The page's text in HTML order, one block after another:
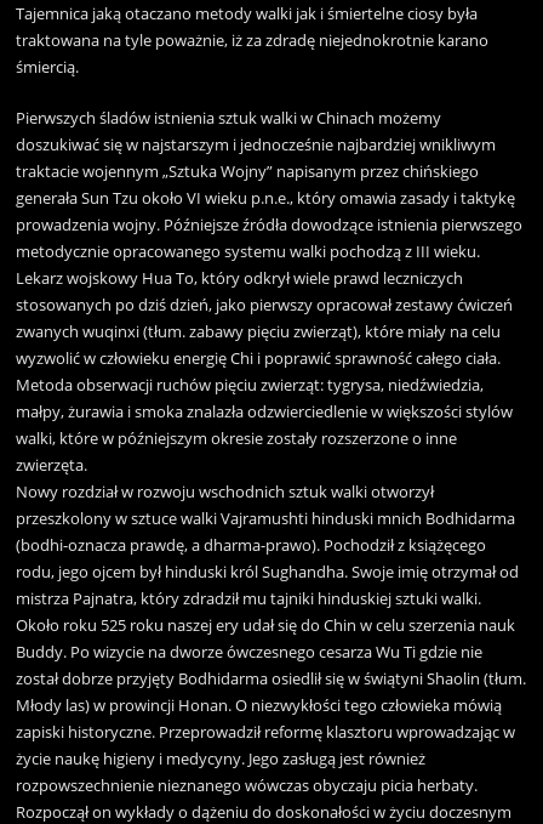
Tajemnica jaką otaczano metody walki jak i śmiertelne ciosy była
traktowana na tyle poważnie, iż za zdradę niejednokrotnie karano
śmiercią.
Pierwszych śladów istnienia sztuk walki w Chinach możemy
doszukiwać się w najstarszym i jednocześnie najbardziej wnikliwym
traktacie wojennym „Sztuka Wojny” napisanym przez chińskiego
generała Sun Tzu około VI wieku p.n.e., który omawia zasady i taktykę
prowadzenia wojny. Późniejsze źródła dowodzące istnienia pierwszego
metodycznie opracowanego systemu walki pochodzą z III wieku.
Lekarz wojskowy Hua To, który odkrył wiele prawd leczniczych
stosowanych po dziś dzień, jako pierwszy opracował zestawy ćwiczeń
zwanych wuqinxi (tłum. zabawy pięciu zwierząt), które miały na celu
wyzwolić w człowieku energię Chi i poprawić sprawność całego ciała.
Metoda obserwacji ruchów pięciu zwierząt: tygrysa, niedźwiedzia,
małpy, żurawia i smoka znalazła odzwierciedlenie w większości stylów
walki, które w późniejszym okresie zostały rozszerzone o inne
zwierzęta.
Nowy rozdział w rozwoju wschodnich sztuk walki otworzył
przeszkolony w sztuce walki Vajramushti hinduski mnich Bodhidarma
(bodhi-oznacza prawdę, a dharma-prawo). Pochodził z książęcego
rodu, jego ojcem był hinduski król Sughandha. Swoje imię otrzymał od
mistrza Pajnatra, który zdradził mu tajniki hinduskiej sztuki walki.
Około roku 525 roku naszej ery udał się do Chin w celu szerzenia nauk
Buddy. Po wizycie na dworze ówczesnego cesarza Wu Ti gdzie nie
został dobrze przyjęty Bodhidarma osiedlił się w świątyni Shaolin (tłum.
Młody las) w prowincji Honan. O niezwykłości tego człowieka mówią
zapiski historyczne. Przeprowadził reformę klasztoru wprowadzając w
życie naukę higieny i medycyny. Jego zasługą jest również
rozpowszechnienie nieznanego wówczas obyczaju picia herbaty.
Rozpoczął on wykłady o dążeniu do doskonałości w życiu doczesnym